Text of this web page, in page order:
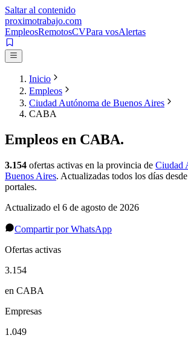
Saltar al contenido
proximotrabajo.com
EmpleosRemotosCVPara vosAlertas
Inicio
Empleos
Ciudad Autónoma de Buenos Aires
CABA
Empleos en CABA.
3.154 ofertas activas en la provincia de Ciudad
Buenos Aires. Actualizadas todos los días
portales.
Actualizado el 6 de agosto de 2026
Compartir por WhatsApp
Ofertas activas
3.154
en CABA
Empresas
1.049